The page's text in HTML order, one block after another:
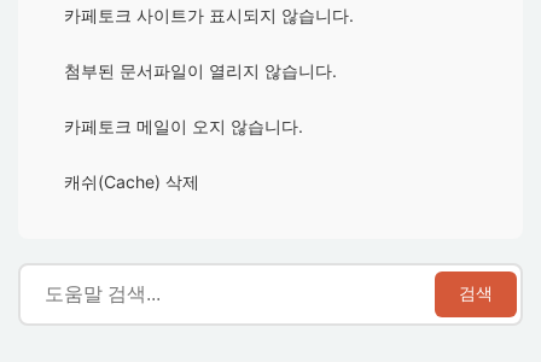
카페토크 사이트가 표시되지 않습니다.
첨부된 문서파일이 열리지 않습니다.
카페토크 메일이 오지 않습니다.
캐쉬(Cache) 삭제
검색